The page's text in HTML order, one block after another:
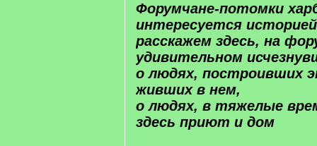
Форумчане-потомки
интересуется
расскажем здесь, на
удивительном
о людях, построивших
живших в нем,
о людях, в тяжелые
здесь приют и дом